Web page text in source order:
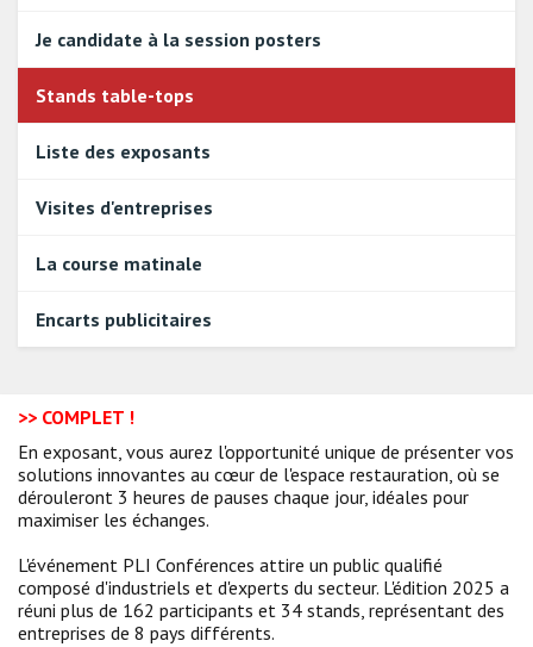
Je candidate à la session posters
Stands table-tops
Liste des exposants
Visites d'entreprises
La course matinale
Encarts publicitaires
>> COMPLET !
En exposant, vous aurez l'opportunité unique de présenter vos
solutions innovantes au cœur de l'espace restauration, où se
dérouleront 3 heures de pauses chaque jour, idéales pour
maximiser les échanges.
L'événement PLI Conférences attire un public qualifié
composé d'industriels et d'experts du secteur. L'édition 2025 a
réuni plus de 162 participants et 34 stands, représentant des
entreprises de 8 pays différents.